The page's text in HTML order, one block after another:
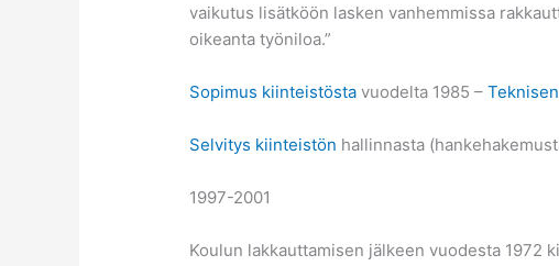
vaikutus lisätköön lasken vanhemmissa
oikeanta työniloa.”
Sopimus kiinteistösta vuodelta 1985 –
Selvitys kiinteistön hallinnasta
1997-2001
Koulun lakkauttamisen jälkeen vuodesta 1972